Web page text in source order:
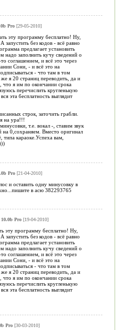
Pro[29-05-2010]
эту программу бесплатно! Ну,
запустить без кодов - всё равно
предлагает установить
заполнить кучу сведений о
соглашением, и всё это через
Сони, - и всё это на
- что там в том
я 20 страниц переводить, да и
я им по окончании срока
перечислить кругленькую
эта бесплатность выглядит
строк, заточить грабли.
на ура!!!
т.е. вокал -, ставим звук
на 0,сохраняем. Вместо оригинал
караоке.Успеха вам,
Pro[21-04-2010]
и оставить одну минусовку в
в асю 382293765
Pro[19-04-2010]
эту программу бесплатно! Ну,
запустить без кодов - всё равно
предлагает установить
заполнить кучу сведений о
соглашением, и всё это через
Сони, - и всё это на
- что там в том
я 20 страниц переводить, да и
я им по окончании срока
перечислить кругленькую
эта бесплатность выглядит
Pro[30-03-2010]